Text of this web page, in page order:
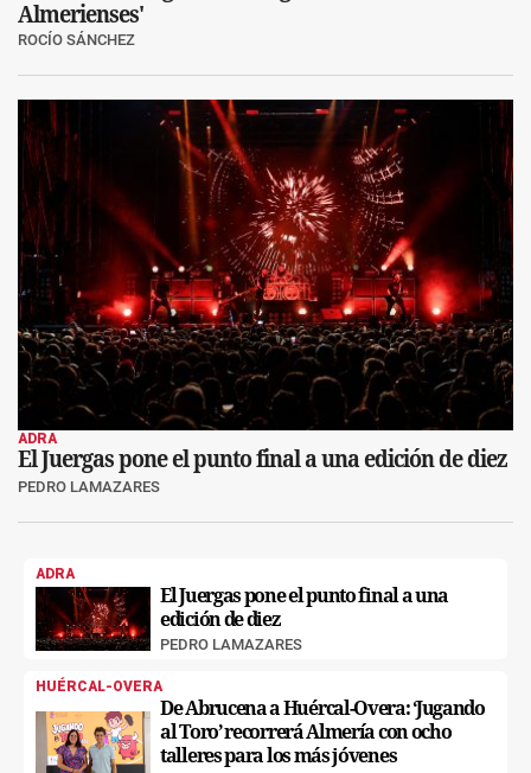
Almerienses'
ROCÍO SÁNCHEZ
ADRA
El Juergas pone el punto final a una edición de diez
PEDRO LAMAZARES
ADRA
El Juergas pone el punto final a una
edición de diez
PEDRO LAMAZARES
HUÉRCAL-OVERA
De Abrucena a Huércal-Overa: ‘Jugando
al Toro’ recorrerá Almería con ocho
talleres para los más jóvenes